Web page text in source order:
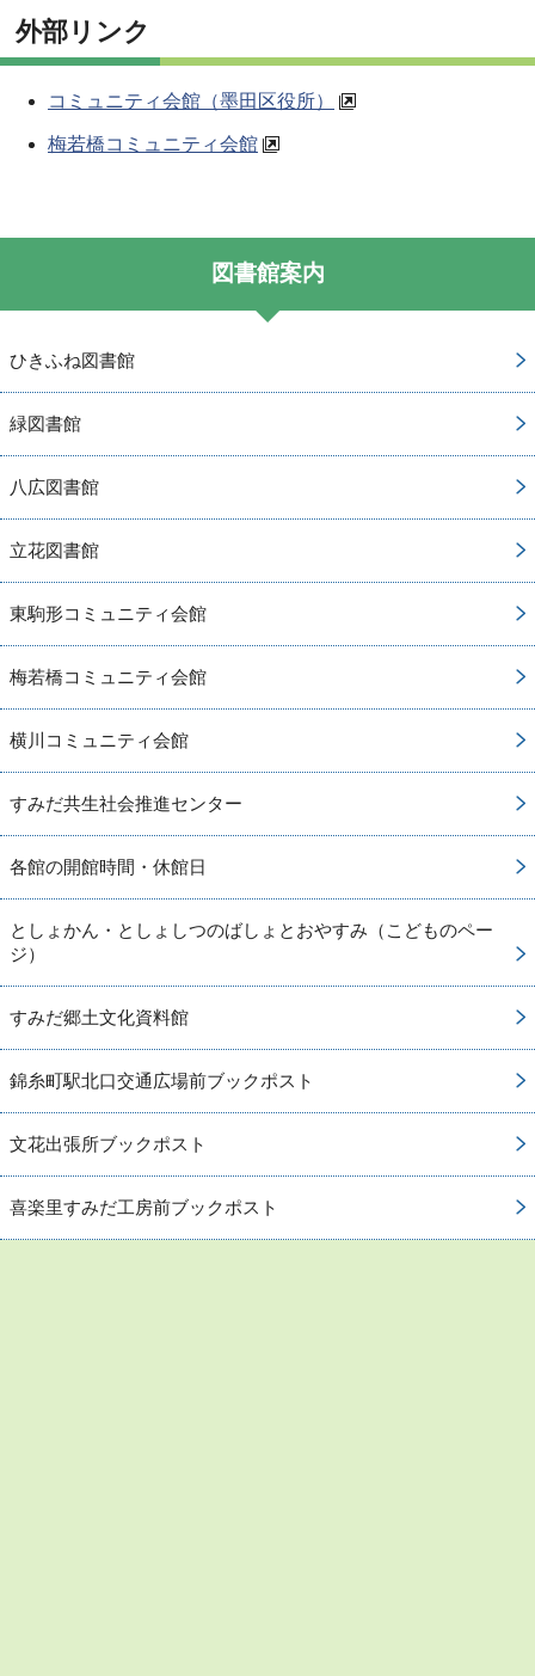
外部リンク
コミュニティ会館（墨田区役所）
梅若橋コミュニティ会館
図書館案内
ひきふね図書館
緑図書館
八広図書館
立花図書館
東駒形コミュニティ会館
梅若橋コミュニティ会館
横川コミュニティ会館
すみだ共生社会推進センター
各館の開館時間・休館日
としょかん・としょしつのばしょとおやすみ（こどものペー
ジ）
すみだ郷土文化資料館
錦糸町駅北口交通広場前ブックポスト
文花出張所ブックポスト
喜楽里すみだ工房前ブックポスト